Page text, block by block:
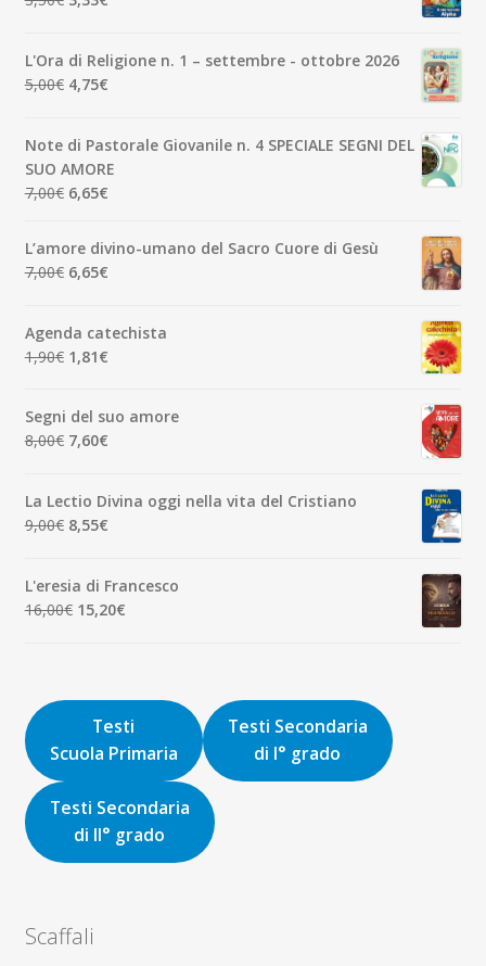
era:
3,50€.
è:
3,33€.
L'Ora di Religione n. 1 – settembre - ottobre 2026
5,00€ Il
era:
5,00€.
4,75€Il
è:
4,75€.
Note di Pastorale Giovanile n. 4 SPECIALE SEGNI DEL
SUO AMORE
7,00€ Il
originale
era:
7,00€.
6,65€Il
attuale
è:
L’amore divino-umano del Sacro Cuore di Gesù
7,00€ Il
era:
7,00€.
6,65€Il
è:
6,65€.
Agenda catechista
1,90€ Il
era:
1,90€.
1,81€Il
è:
1,81€.
Segni del suo amore
8,00€ Il
era:
8,00€.
7,60€Il
è:
7,60€.
La Lectio Divina oggi nella vita del Cristiano
9,00€ Il
era:
9,00€.
8,55€Il
è:
8,55€.
L'eresia di Francesco
16,00€ Il
16,00€.
15,20€Il
15,20€.
Testi
Scuola Primaria
Testi Secondaria
di I° grado
Testi Secondaria
di II° grado
Scaffali